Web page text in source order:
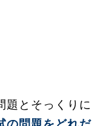
題とそっくりに